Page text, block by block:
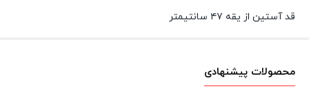
قد آستین از یقه ۴۷ سانتیمتر
محصولات پیشنهادی